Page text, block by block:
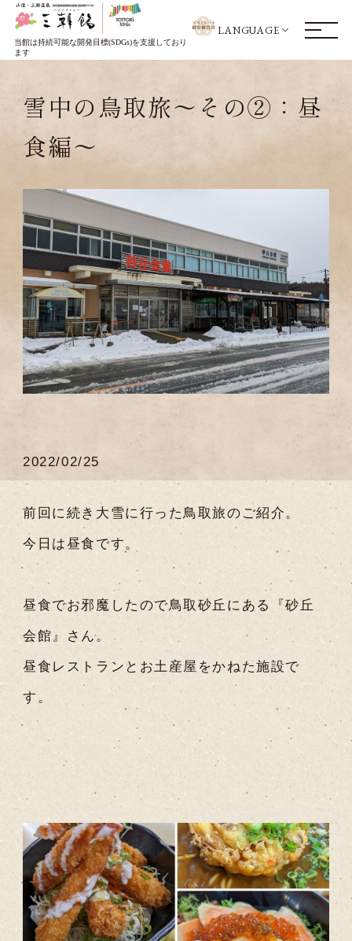
当館は持続可能な開発目標(SDGs)を支援しており
ます
LANGUAGE
雪中の鳥取旅～その②：昼
食編～
2022/02/25
前回に続き大雪に行った鳥取旅のご紹介。
今日は昼食です。
昼食でお邪魔したので鳥取砂丘にある『砂丘
会館』さん。
昼食レストランとお土産屋をかねた施設で
す。